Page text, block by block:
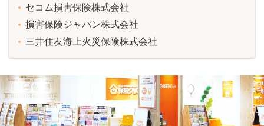
セコム損害保険株式会社
損害保険ジャパン株式会社
三井住友海上火災保険株式会社